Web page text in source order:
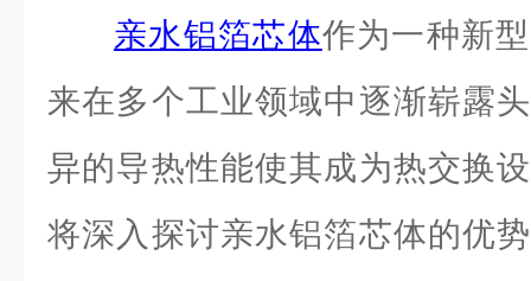
亲水铝箔芯体作为一种新
来在多个工业领域中逐渐崭露
异的导热性能使其成为热交换
将深入探讨亲水铝箔芯体的优